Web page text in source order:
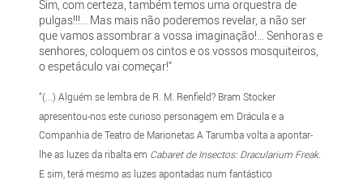
Sim, com certeza, também temos uma orquestra de
pulgas!!!... Mas mais não poderemos revelar, a não ser
que vamos assombrar a vossa imaginação!… Senhoras e
senhores, coloquem os cintos e os vossos mosquiteiros,
o espetáculo vai começar!”
“(...) Alguém se lembra de R. M. Renfield? Bram Stocker
apresentou-nos este curioso personagem em Drácula e a
Companhia de Teatro de Marionetas A Tarumba volta a apontar-
lhe as luzes da ribalta em Cabaret de Insectos: Dracularium Freak.
E sim, terá mesmo as luzes apontadas num fantástico